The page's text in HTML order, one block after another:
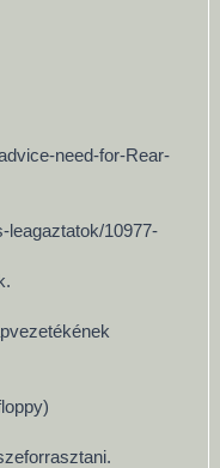
need-for-Rear-
leagaztatok/10977-